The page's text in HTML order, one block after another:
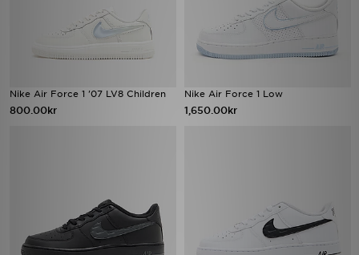
Nike Air Force 1 '07 LV8 Children
800.00kr
Nike Air Force 1 Low
1,650.00kr